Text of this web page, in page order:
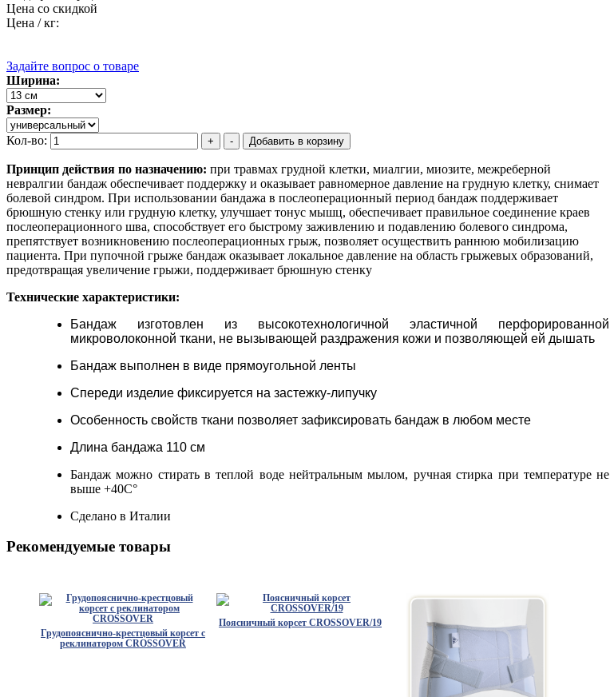
Цена со скидкой
Цена / кг:
Задайте вопрос о товаре
Ширина:
Размер:
Кол-во:
Принцип действия по назначению: при травмах грудной клетки, миалгии, миозите, межреберной
невралгии бандаж обеспечивает поддержку и оказывает равномерное давление на грудную клетку, снимает
болевой синдром. При использовании бандажа в послеоперационный период бандаж поддерживает
брюшную стенку или грудную клетку, улучшает тонус мышц, обеспечивает правильное соединение краев
послеоперационного шва, способствует его быстрому заживлению и подавлению болевого синдрома,
препятствует возникновению послеоперационных грыж, позволяет осуществить раннюю мобилизацию
пациента. При пупочной грыже бандаж оказывает локальное давление на область грыжевых образований,
предотвращая увеличение грыжи, поддерживает брюшную стенку
Технические характеристики:
Бандаж изготовлен из высокотехнологичной эластичной перфорированной
микроволоконной ткани, не вызывающей раздражения кожи и позволяющей ей дышать
Бандаж выполнен в виде прямоугольной ленты
Спереди изделие фиксируется на застежку-липучку
Особенность свойств ткани позволяет зафиксировать бандаж в любом месте
Длина бандажа 110 см
Бандаж можно стирать в теплой воде нейтральным мылом, ручная стирка при температуре не
выше +40C°
Сделано в Италии
Рекомендуемые товары
Грудопояснично-крестцовый корсет с
реклинатором CROSSOVER
Поясничный корсет CROSSOVER/19